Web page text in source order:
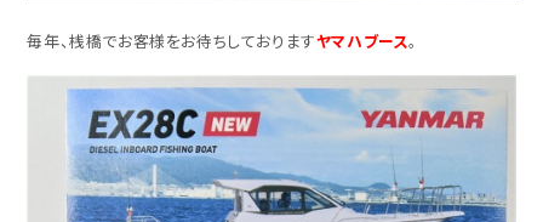
毎年、桟橋でお客様をお待ちしておりますヤマハブース。